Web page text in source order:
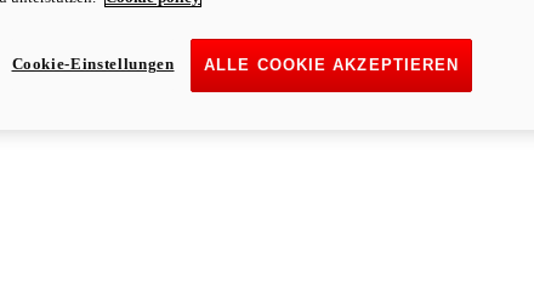
ALLE COOKIE AKZEPTIEREN
Cookie-Einstellungen